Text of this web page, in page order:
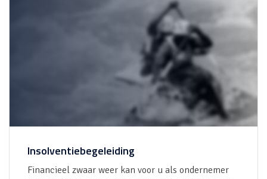
Insolventiebegeleiding
Financieel zwaar weer kan voor u als ondernemer